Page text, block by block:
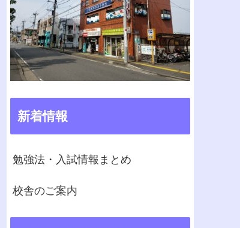
新着情報
勉強法・入試情報まとめ
校舎のご案内